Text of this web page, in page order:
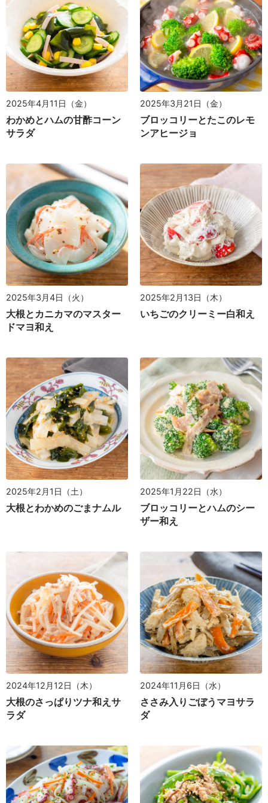
2025年4月11日（金）
わかめとハムの甘酢コーン
サラダ
2025年3月21日（金）
ブロッコリーとたこのレモ
ンアヒージョ
2025年3月4日（火）
大根とカニカマのマスター
ドマヨ和え
2025年2月13日（木）
いちごのクリーミー白和え
2025年2月1日（土）
大根とわかめのごまナムル
2025年1月22日（水）
ブロッコリーとハムのシー
ザー和え
2024年12月12日（木）
大根のさっぱりツナ和えサ
ラダ
2024年11月6日（水）
ささみ入りごぼうマヨサラ
ダ